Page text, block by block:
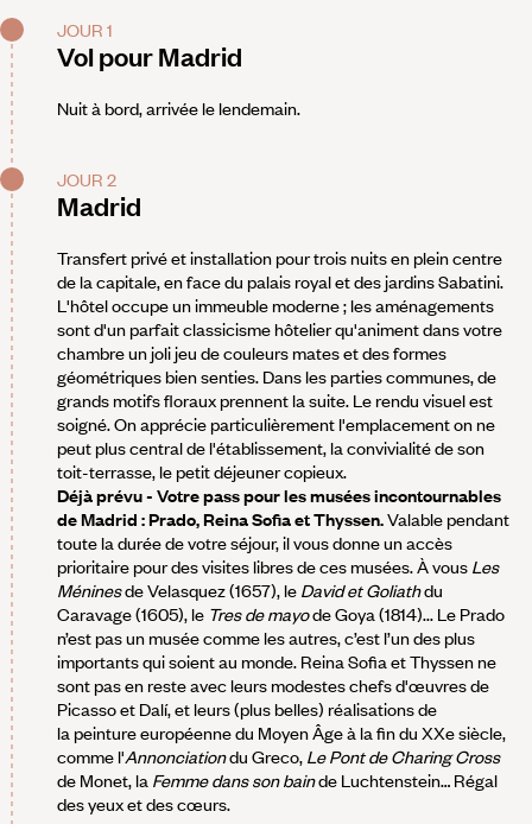
JOUR 1
Vol pour Madrid
Nuit à bord, arrivée le lendemain.
JOUR 2
Madrid
Transfert privé et installation pour trois nuits en plein centre
de la capitale, en face du palais royal et des jardins Sabatini.
L'hôtel occupe un immeuble moderne ; les aménagements
sont d'un parfait classicisme hôtelier qu'animent dans votre
chambre un joli jeu de couleurs mates et des formes
géométriques bien senties. Dans les parties communes, de
grands motifs floraux prennent la suite. Le rendu visuel est
soigné. On apprécie particulièrement l'emplacement on ne
peut plus central de l'établissement, la convivialité de son
toit-terrasse, le petit déjeuner copieux.
Déjà prévu - Votre pass pour les musées incontournables
de Madrid : Prado, Reina Sofia et Thyssen.Valable pendant
toute la durée de votre séjour, il vous donne un accès
prioritaire pour des visites libres de ces musées. À vous Les
Méninesde Velasquez (1657), le David et Goliathdu
Caravage (1605), le Tres de mayode Goya (1814)... Le Prado
n’est pas un musée comme les autres, c’est l’un des plus
importants qui soient au monde. Reina Sofia et Thyssen ne
sont pas en reste avec leurs modestes chefs d'œuvres de
Picasso et Dalí, et leurs (plus belles) réalisations de
la peinture européenne du Moyen Âge à la fin du XXe siècle,
comme l'Annonciationdu Greco, Le Pont de Charing Cross
de Monet, la Femme dans son bainde Luchtenstein… Régal
des yeux et des cœurs.